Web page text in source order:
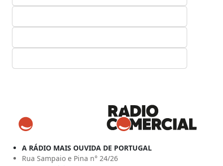
A RÁDIO MAIS OUVIDA DE PORTUGAL
Rua Sampaio e Pina n° 24/26